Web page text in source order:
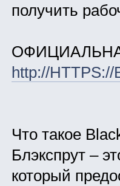
получить
http://HTTPS://
Что такое
Блэкспрут –
который